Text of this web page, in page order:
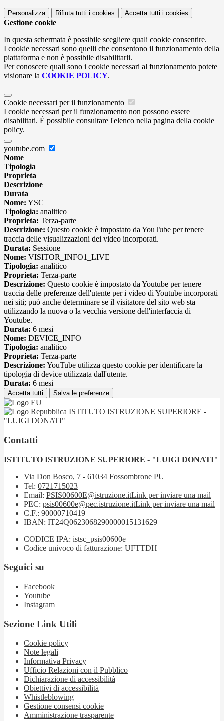
Personalizza Rifiuta tutti i cookies Accetta tutti i cookies
Gestione cookie
In questa schermata è possibile scegliere quali cookie consentire.
I cookie necessari sono quelli che consentono il funzionamento della
piattaforma e non è possibile disabilitarli.
Per conoscere quali sono i cookie necessari al funzionamento potete
visionare la COOKIE POLICY.
Cookie necessari per il funzionamento
I cookie necessari per il funzionamento non possono essere
disabilitati. È possibile consultare l'elenco nella pagina della cookie
policy.
youtube.com
Nome
Tipologia
Proprieta
Descrizione
Durata
Nome: YSC
Tipologia: analitico
Proprieta: Terza-parte
Descrizione: Questo cookie è impostato da YouTube per tenere
traccia delle visualizzazioni dei video incorporati.
Durata: Sessione
Nome: VISITOR_INFO1_LIVE
Tipologia: analitico
Proprieta: Terza-parte
Descrizione: Questo cookie è impostato da Youtube per tenere
traccia delle preferenze dell'utente per i video di Youtube incorporati
nei siti; può anche determinare se il visitatore del sito web sta
utilizzando la nuova o la vecchia versione dell'interfaccia di
Youtube.
Durata: 6 mesi
Nome: DEVICE_INFO
Tipologia: analitico
Proprieta: Terza-parte
Descrizione: YouTube utilizza questo cookie per identificare la
tipologia di device utilizzata dall'utente.
Durata: 6 mesi
Accetta tutti Salva le preferenze
ISTITUTO ISTRUZIONE SUPERIORE -
"LUIGI DONATI"
Contatti
ISTITUTO ISTRUZIONE SUPERIORE - "LUIGI DONATI"
Via Don Bosco, 7 - 61034 Fossombrone PU
Tel: 0721715023
Email: PSIS00600E@istruzione.itLink per inviare una mail
PEC: psis00600e@pec.istruzione.itLink per inviare una mail
C.F.: 90000710419
IBAN: IT24Q0623068290000015131629
CODICE IPA: istsc_psis00600e
Codice univoco di fatturazione: UFTTDH
Seguici su
Facebook
Youtube
Instagram
Sezione Link Utili
Cookie policy
Note legali
Informativa Privacy
Ufficio Relazioni con il Pubblico
Dichiarazione di accessibilità
Obiettivi di accessibilità
Whistleblowing
Gestione consensi cookie
Amministrazione trasparente